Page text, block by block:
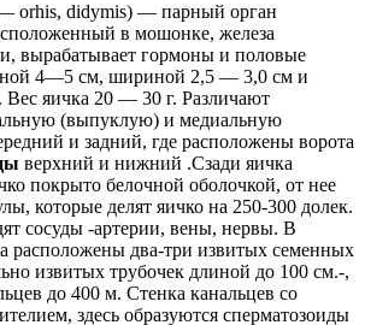
— orhis, didymis) — парный орган
в мошонке, железа
вырабатывает гормоны и половые
4—5 см, шириной 2,5 — 3,0 см и
яичка 20 — 30 г. Различают
(выпуклую) и медиальную
и задний, где расположены ворота
верхний и нижний .Сзади яичка
покрыто белочной оболочкой, от нее
которые делят яичко на 250-300 долек.
сосуды -артерии, вены, нервы. В
расположены два-три извитых семенных
извитых трубочек длиной до 100 см.-,
до 400 м. Стенка канальцев со
здесь образуются сперматозоиды